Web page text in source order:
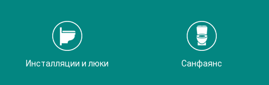
Инсталляции и люки Санфаянс